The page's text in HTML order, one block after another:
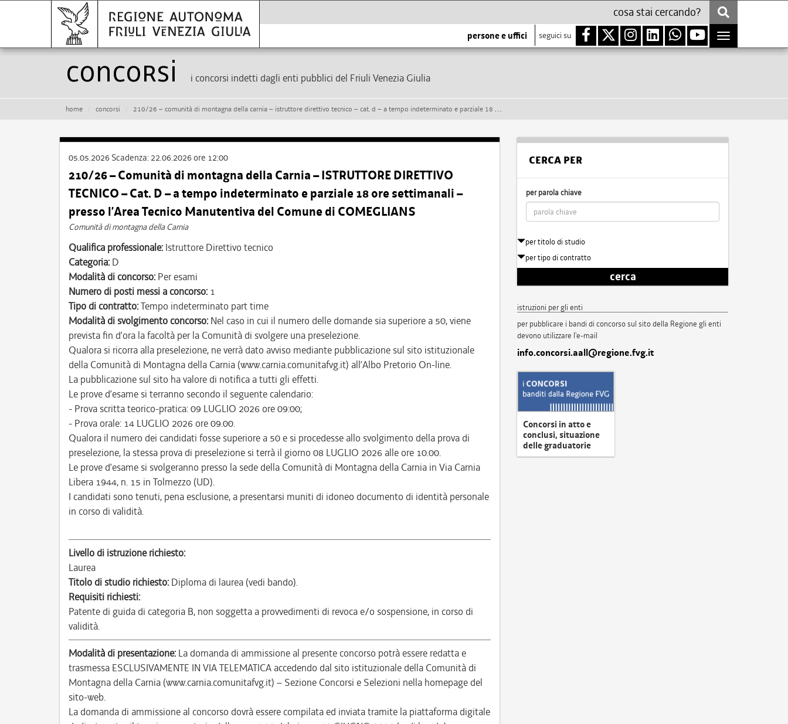
persone e uffici seguici su
Toggle
navigation
Concorsi i concorsi indetti dagli enti pubblici del Friuli Venezia Giulia
home concorsi 210/26 – comunità di montagna della carnia – istruttore direttivo tecnico – cat. d – a tempo indeterminato e parziale 18 ore settimanali – presso l’area tecnico manutentiva del comune di comeglians
05.05.2026 Scadenza: 22.06.2026 ore 12:00
210/26 – Comunità di montagna della Carnia – ISTRUTTORE DIRETTIVO
TECNICO – Cat. D – a tempo indeterminato e parziale 18 ore settimanali –
presso l’Area Tecnico Manutentiva del Comune di COMEGLIANS
Comunità di montagna della Carnia
Qualifica professionale: Istruttore Direttivo tecnico
Categoria: D
Modalità di concorso: Per esami
Numero di posti messi a concorso: 1
Tipo di contratto:Tempo indeterminato part time
Modalità di svolgimento concorso: Nel caso in cui il numero delle domande sia superiore a 50, viene
prevista fin d’ora la facoltà per la Comunità di svolgere una preselezione.
Qualora si ricorra alla preselezione, ne verrà dato avviso mediante pubblicazione sul sito istituzionale
della Comunità di Montagna della Carnia (www.carnia.comunitafvg.it) all’Albo Pretorio On-line.
La pubblicazione sul sito ha valore di notifica a tutti gli effetti.
Le prove d’esame si terranno secondo il seguente calendario:
- Prova scritta teorico-pratica: 09 LUGLIO 2026 ore 09:00;
- Prova orale: 14 LUGLIO 2026 ore 09.00.
Qualora il numero dei candidati fosse superiore a 50 e si procedesse allo svolgimento della prova di
preselezione, la stessa prova di preselezione si terrà il giorno 08 LUGLIO 2026 alle ore 10.00.
Le prove d’esame si svolgeranno presso la sede della Comunità di Montagna della Carnia in Via Carnia
Libera 1944, n. 15 in Tolmezzo (UD).
I candidati sono tenuti, pena esclusione, a presentarsi muniti di idoneo documento di identità personale
in corso di validità.
Livello di istruzione richiesto:
Laurea
Titolo di studio richiesto: Diploma di laurea (vedi bando).
Requisiti richiesti:
Patente di guida di categoria B, non soggetta a provvedimenti di revoca e/o sospensione, in corso di
validità.
Modalità di presentazione: La domanda di ammissione al presente concorso potrà essere redatta e
trasmessa ESCLUSIVAMENTE IN VIA TELEMATICA accedendo dal sito istituzionale della Comunità di
Montagna della Carnia (www.carnia.comunitafvg.it) – Sezione Concorsi e Selezioni nella homepage del
sito-web.
La domanda di ammissione al concorso dovrà essere compilata ed inviata tramite la piattaforma digitale
CERCA PER
per parola chiave
per titolo di studio
per tipo di contratto
cerca
istruzioni per gli enti
per pubblicare i bandi di concorso sul sito della Regione gli enti
devono utilizzare l'e-mail
info.concorsi.aall@regione.fvg.it
Concorsi in atto e
conclusi, situazione
delle graduatorie